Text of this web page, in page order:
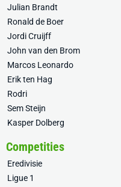
Julian Brandt
Ronald de Boer
Jordi Cruijff
John van den Brom
Marcos Leonardo
Erik ten Hag
Rodri
Sem Steijn
Kasper Dolberg
Competities
Eredivisie
Ligue 1